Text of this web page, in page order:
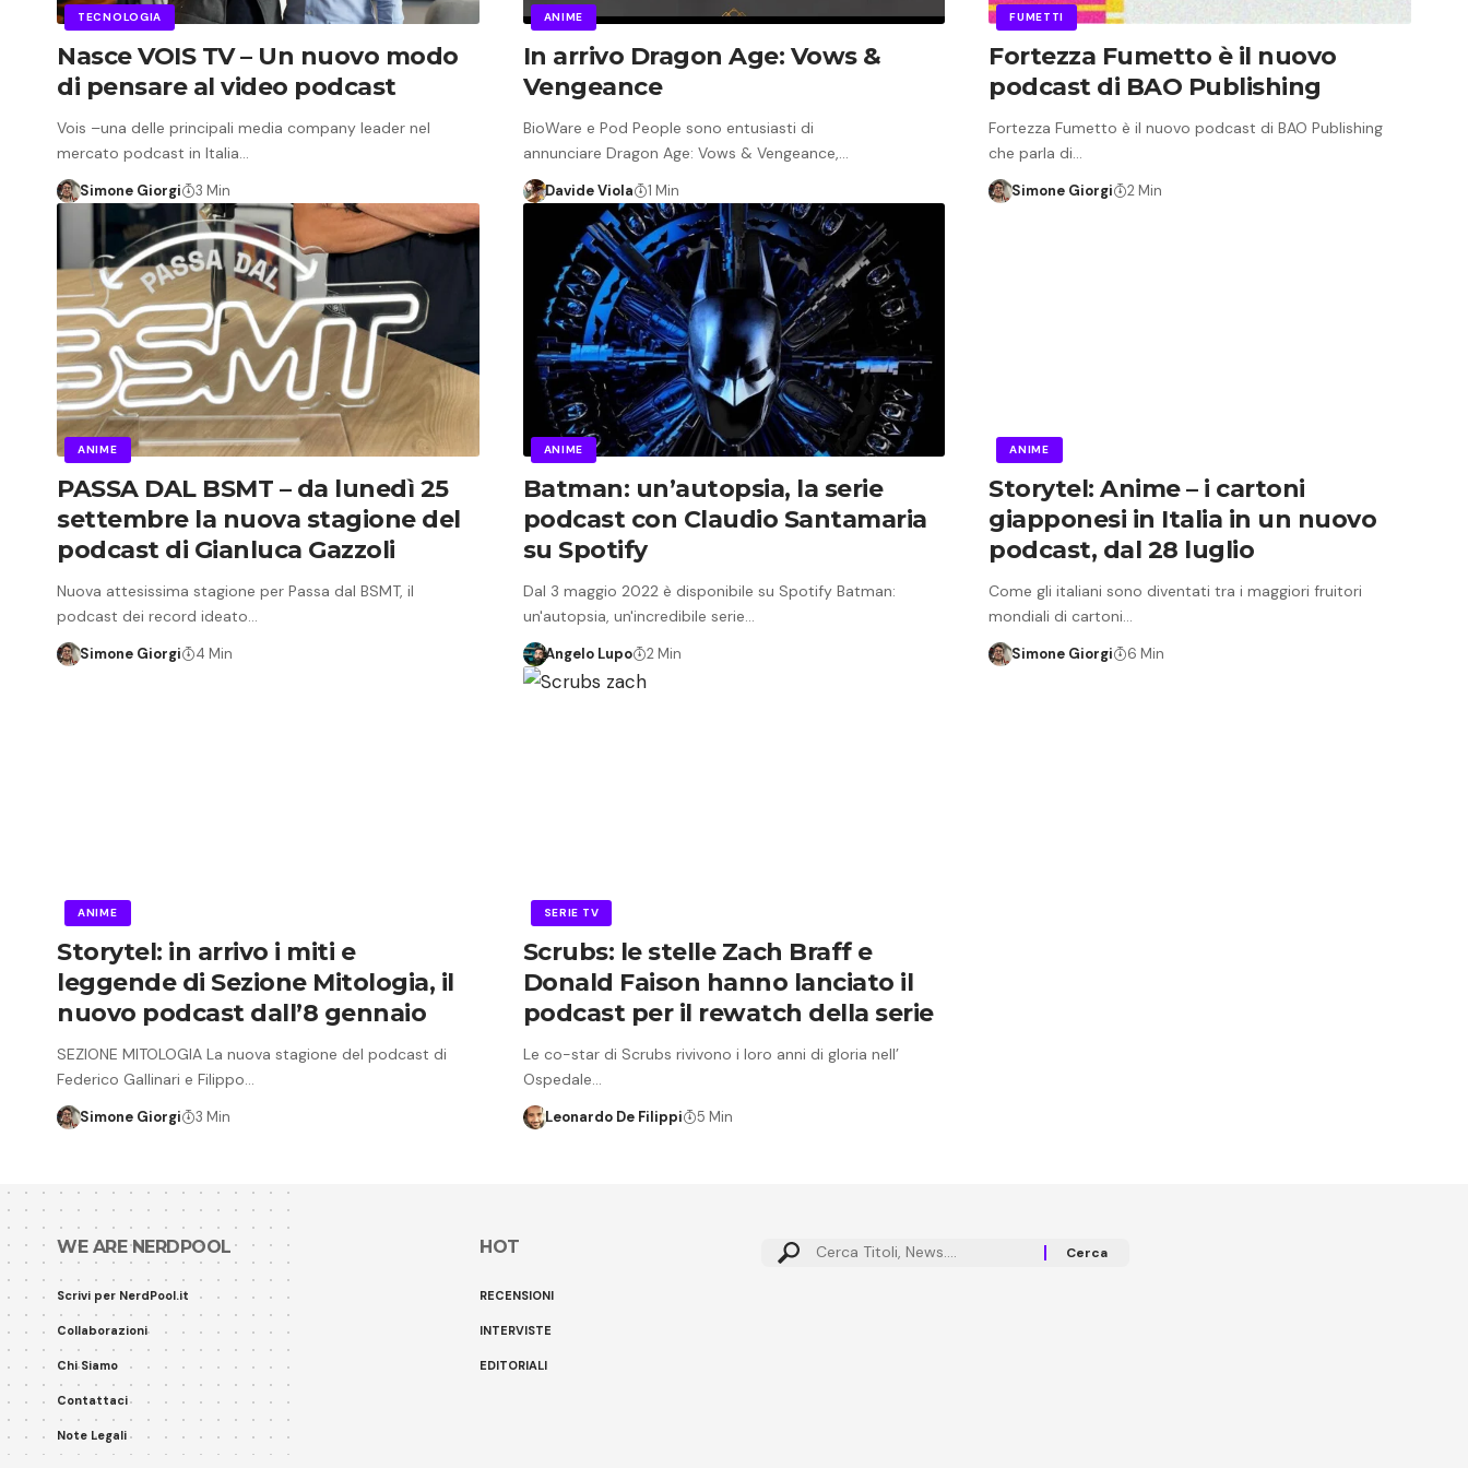
TECNOLOGIA
Nasce VOIS TV – Un nuovo modo
di pensare al video podcast
Vois –una delle principali media company leader nel
mercato podcast in Italia…
Simone Giorgi 3 Min
ANIME
In arrivo Dragon Age: Vows &
Vengeance
BioWare e Pod People sono entusiasti di
annunciare Dragon Age: Vows & Vengeance,…
Davide Viola 1 Min
FUMETTI
Fortezza Fumetto è il nuovo
podcast di BAO Publishing
Fortezza Fumetto è il nuovo podcast di BAO Publishing
che parla di…
Simone Giorgi 2 Min
ANIME
PASSA DAL BSMT – da lunedì 25
settembre la nuova stagione del
podcast di Gianluca Gazzoli
Nuova attesissima stagione per Passa dal BSMT, il
podcast dei record ideato…
Simone Giorgi 4 Min
ANIME
Batman: un’autopsia, la serie
podcast con Claudio Santamaria
su Spotify
Dal 3 maggio 2022 è disponibile su Spotify Batman:
un'autopsia, un'incredibile serie…
Angelo Lupo 2 Min
ANIME
Storytel: Anime – i cartoni
giapponesi in Italia in un nuovo
podcast, dal 28 luglio
Come gli italiani sono diventati tra i maggiori fruitori
mondiali di cartoni…
Simone Giorgi 6 Min
ANIME
Storytel: in arrivo i miti e
leggende di Sezione Mitologia, il
nuovo podcast dall’8 gennaio
SEZIONE MITOLOGIA La nuova stagione del podcast di
Federico Gallinari e Filippo…
Simone Giorgi 3 Min
SERIE TV
Scrubs: le stelle Zach Braff e
Donald Faison hanno lanciato il
podcast per il rewatch della serie
Le co-star di Scrubs rivivono i loro anni di gloria nell’
Ospedale…
Leonardo De Filippi 5 Min
WE ARE NERDPOOL
Scrivi per NerdPool.it
Collaborazioni
Chi Siamo
Contattaci
Note Legali
HOT
RECENSIONI
INTERVISTE
EDITORIALI
Cerca: